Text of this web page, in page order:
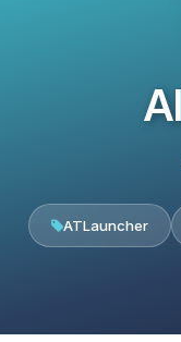
ATLauncher